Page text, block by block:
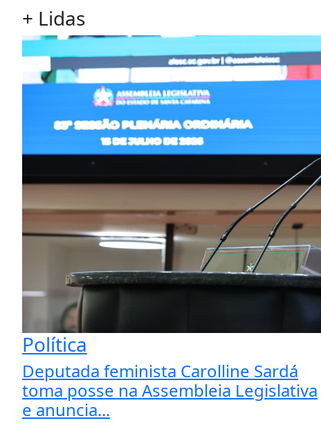
+ Lidas
Política
Deputada feminista Carolline Sardá
toma posse na Assembleia Legislativa
e anuncia...